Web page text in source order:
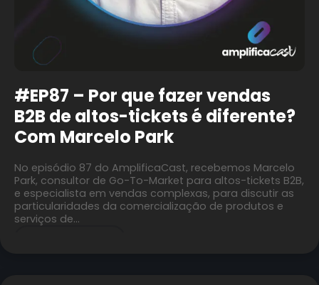
#EP87 – Por que fazer vendas
B2B de altos-tickets é diferente?
Com Marcelo Park
No episódio 87 do AmplificaCast, recebemos Marcelo
Park, consultor de Go-To-Market para altos-tickets B2B,
e especialista em vendas complexas, para discutir as
particularidades da comercialização de produtos e
serviços de…